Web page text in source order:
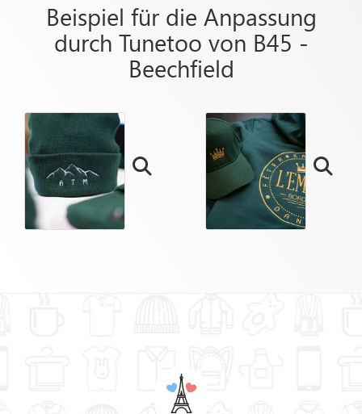
Beispiel für die Anpassung
durch Tunetoo von B45 -
Beechfield